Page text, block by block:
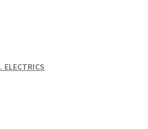
ELECTRICS